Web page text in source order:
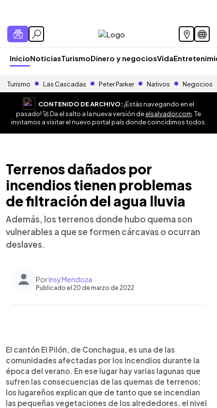
InicioNoticiasTurismoDinero y negociosVida
Turismo Las Cascadas Peter Parker Nativos Negocios
CONTENIDO DE ARCHIVO:¡Estás navegando en el
pasado! 🚀 Da el salto a la nueva versión deelsalvador.com . Te
invitamos a visitar el nuevo portal país donde coincidimos todos.
Terrenos dañados por
incendios tienen problemas
de filtración del agua lluvia
Además, los terrenos donde hubo quema son
vulnerables a que se formen cárcavas o ocurran
deslaves.
PorInsy Mendoza
Publicado el 20 de marzo de 2022
► Escuchar artículo
El cantón El Pilón, de Conchagua, es una de las
comunidades afectadas por los incendios durante la
época del verano. En ese lugar hay varias lagunas que
sufren las consecuencias de las quemas de terrenos;
los lugareños explican que de tanto que se incendian
las pequeñas vegetaciones de los alrededores, el nivel